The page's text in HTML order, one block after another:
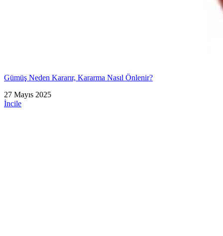
Gümüş Neden Kararır, Kararma Nasıl Önlenir?
27 Mayıs 2025
İncile